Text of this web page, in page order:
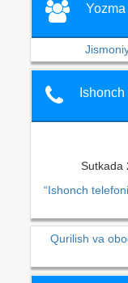
Sutkada
“Ishonch
Qurilish va